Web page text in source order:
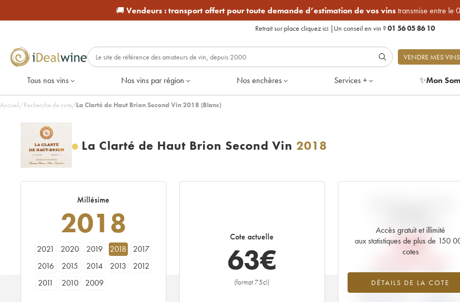
🚚 Vendeurs :transport offert pour toute demande d’estimation de vos vinstransmise entre le
Retrait sur place cliquez ici | Un conseil en vin ?01 56 05 86 10
VENDRE MES VINS
Tous nos vins Nos vins par région Nos enchères Services + ✨Mon
Accueil/Recherche de cote/La Clarté de Haut Brion Second Vin 2018 (Blanc)
La Clarté de Haut Brion Second Vin 2018
Millésime
2018
2021 2020 2019 2018
2017
2016
2015 2014 2013
2012
2011
2010 2009
Cote actuelle
63€
(format 75cl)
Accès gratuit et illimité
aux statistiques de plus de 150
cotes
DÉTAILS DE LA COTE
84€
-25.04% 0%